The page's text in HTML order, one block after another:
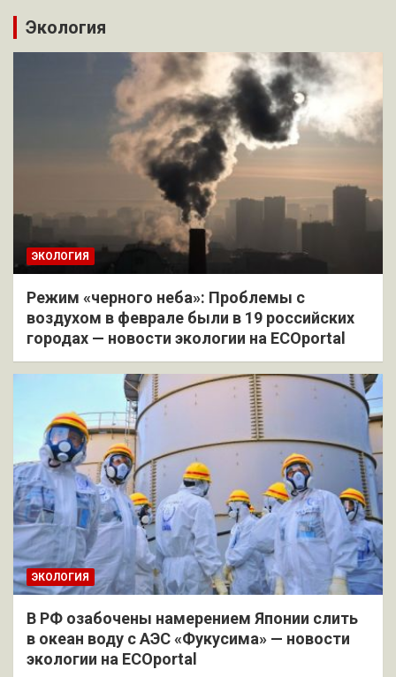
Экология
ЭКОЛОГИЯ
Режим «черного неба»: Проблемы с
воздухом в феврале были в 19 российских
городах — новости экологии на ECOportal
ЭКОЛОГИЯ
В РФ озабочены намерением Японии слить
в океан воду с АЭС «Фукусима» — новости
экологии на ECOportal